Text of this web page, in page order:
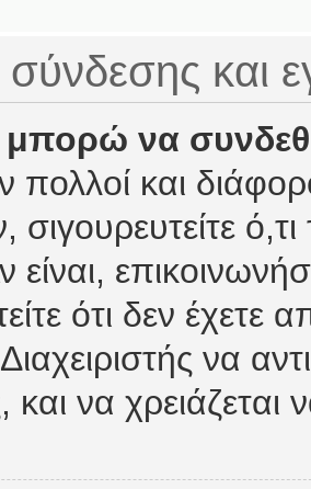
και
μπορώ να
και
σιγουρευτείτε
ότι δεν έχετε
να
και να χρειάζεται